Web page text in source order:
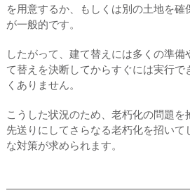
を用意するか、もしくは別の土地を確
が一般的です。
したがって、建て替えには多くの準
て替えを決断してからすぐには実行で
くありません。
こうした状況のため、老朽化の問題を
先送りにしてさらなる老朽化を招いて
な対策が求められます。